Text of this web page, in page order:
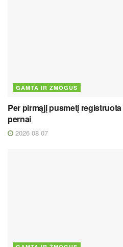
GAMTA IR ŽMOGUS
Per pirmąjį pusmetį
pernai
2026 08 07